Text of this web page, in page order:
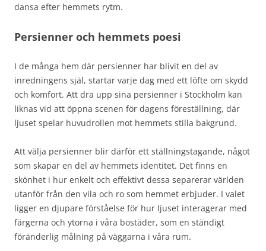
dansa efter hemmets rytm.
Persienner och hemmets poesi
I de många hem där persienner har blivit en del av
inredningens själ, startar varje dag med ett löfte om skydd
och komfort. Att dra upp sina persienner i Stockholm kan
liknas vid att öppna scenen för dagens föreställning, där
ljuset spelar huvudrollen mot hemmets stilla bakgrund.
Att välja persienner blir därför ett ställningstagande, något
som skapar en del av hemmets identitet. Det finns en
skönhet i hur enkelt och effektivt dessa separerar världen
utanför från den vila och ro som hemmet erbjuder. I valet
ligger en djupare förståelse för hur ljuset interagerar med
färgerna och ytorna i våra bostäder, som en ständigt
föränderlig målning på väggarna i våra rum.